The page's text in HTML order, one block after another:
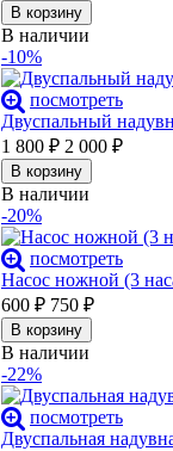
В корзину
В наличии
-10%
посмотреть
Двуспальный
1 800 ₽ 2 000 ₽
В корзину
В наличии
-20%
посмотреть
Насос ножной (3
600 ₽ 750 ₽
В корзину
В наличии
-22%
посмотреть
Двуспальная